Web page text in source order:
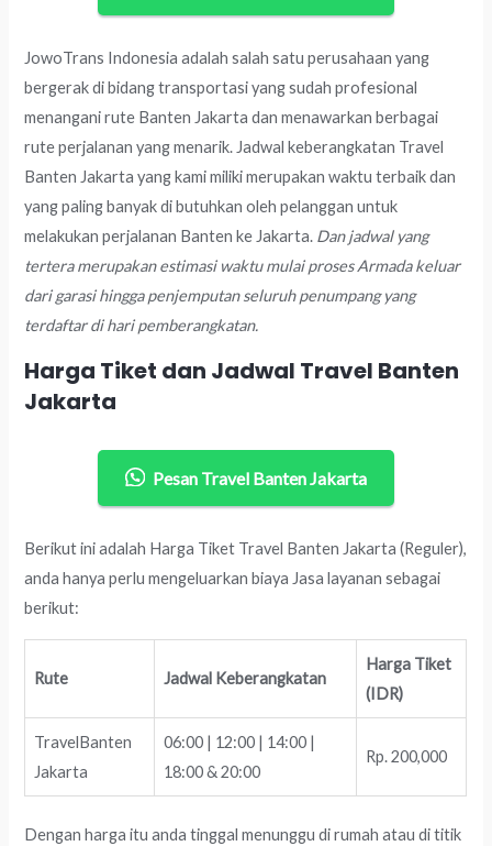
JowoTrans Indonesia adalah salah satu perusahaan yang
bergerak di bidang transportasi yang sudah profesional
menangani rute Banten Jakarta dan menawarkan berbagai
rute perjalanan yang menarik. Jadwal keberangkatan Travel
Banten Jakarta yang kami miliki merupakan waktu terbaik dan
yang paling banyak di butuhkan oleh pelanggan untuk
melakukan perjalanan Banten ke Jakarta. Dan jadwal yang
tertera merupakan estimasi waktu mulai proses Armada keluar
dari garasi hingga penjemputan seluruh penumpang yang
terdaftar di hari pemberangkatan.
Harga Tiket dan Jadwal Travel Banten
Jakarta
Pesan Travel Banten Jakarta
Berikut ini adalah Harga Tiket Travel Banten Jakarta (Reguler),
anda hanya perlu mengeluarkan biaya Jasa layanan sebagai
berikut:
Rute Jadwal Keberangkatan
Harga Tiket
(IDR)
TravelBanten
Jakarta
06:00 | 12:00 | 14:00 |
18:00 & 20:00
Rp. 200,000
Dengan harga itu anda tinggal menunggu di rumah atau di titik